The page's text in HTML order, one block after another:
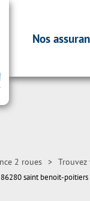
Nos
2 roues >
saint benoit-poitiers